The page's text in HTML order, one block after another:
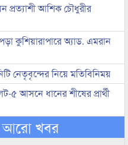
আশিক চৌধুরীর
কুশিয়ারাপারে অ্যাড. এমরান
নেতৃবৃন্দের নিয়ে মতিবিনিময়
৫ আসনে ধানের শীষের প্রার্থী
আরো খবর